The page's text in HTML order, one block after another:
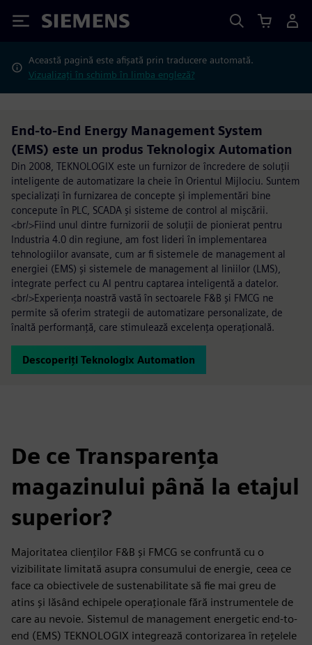
Siemens
Această pagină este afișată prin traducere automată.
Vizualizați în schimb în limba engleză?
End-to-End Energy Management System
(EMS) este un produs Teknologix Automation
Din 2008, TEKNOLOGIX este un furnizor de încredere de soluții
inteligente de automatizare la cheie în Orientul Mijlociu. Suntem
specializați în furnizarea de concepte și implementări bine
concepute în PLC, SCADA și sisteme de control al mișcării.
<br/>Fiind unul dintre furnizorii de soluții de pionierat pentru
Industria 4.0 din regiune, am fost lideri în implementarea
tehnologiilor avansate, cum ar fi sistemele de management al
energiei (EMS) și sistemele de management al liniilor (LMS),
integrate perfect cu AI pentru captarea inteligentă a datelor.
<br/>Experiența noastră vastă în sectoarele F&B și FMCG ne
permite să oferim strategii de automatizare personalizate, de
înaltă performanță, care stimulează excelența operațională.
Descoperiți Teknologix Automation
De ce Transparența
magazinului până la etajul
superior?
Majoritatea clienților F&B și FMCG se confruntă cu o
vizibilitate limitată asupra consumului de energie, ceea ce
face ca obiectivele de sustenabilitate să fie mai greu de
atins și lăsând echipele operaționale fără instrumentele de
care au nevoie. Sistemul de management energetic end-to-
end (EMS) TEKNOLOGIX integrează contorizarea în rețelele